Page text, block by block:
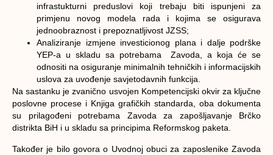
infrastukturni preduslovi koji trebaju biti ispunjeni za
primjenu novog modela rada i kojima se osigurava
jednoobraznost i prepoznatljivost JZSS;
Analiziranje izmjene investicionog plana i dalje podrške
YEP-a u skladu sa potrebama Zavoda, a koja će se
odnositi na osiguranje minimalnih tehničkih i informacijskih
uslova za uvođenje savjetodavnih funkcija.
Na sastanku je zvanično usvojen Kompetencijski okvir za ključne
poslovne procese i Knjiga grafičkih standarda, oba dokumenta
su prilagođeni potrebama Zavoda za zapošljavanje Brčko
distrikta BiH i u skladu sa principima Reformskog paketa.
Također je bilo govora o Uvodnoj obuci za zaposlenike Zavoda